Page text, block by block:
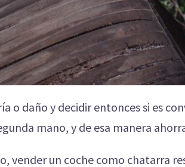
o daño y decidir entonces si es
mano, y de esa manera
vender un coche como chatarra